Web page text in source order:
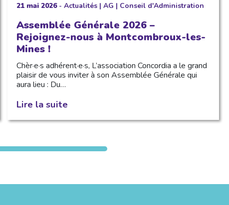
21 mai 2026- Actualités| AG | Conseil d'Administration
Assemblée Générale 2026 –
Rejoignez-nous à Montcombroux-les-
Mines !
Chèr·e·s adhérent·e·s, L’association Concordia a le grand
plaisir de vous inviter à son Assemblée Générale qui
aura lieu : Du…
Lire la suite